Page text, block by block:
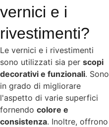
vernici e i
rivestimenti?
Le vernici e i rivestimenti
sono utilizzati sia per scopi
decorativi e funzionali. Sono
in grado di migliorare
l'aspetto di varie superfici
fornendo colore e
consistenza. Inoltre, offrono